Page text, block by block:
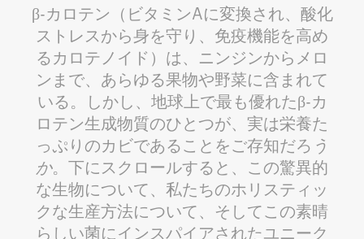
β-カロテン（ビタミンAに変換され、酸化
ストレスから身を守り、免疫機能を高め
るカロテノイド）は、ニンジンからメロ
ンまで、あらゆる果物や野菜に含まれて
いる。しかし、地球上で最も優れたβ-カ
ロテン生成物質のひとつが、実は栄養た
っぷりのカビであることをご存知だろ う
か。下にスクロールすると、この驚異的
な生物について、私たちのホリスティッ
クな生産方法について、そしてこの素晴
らしい菌にインスパイアされたユニーク